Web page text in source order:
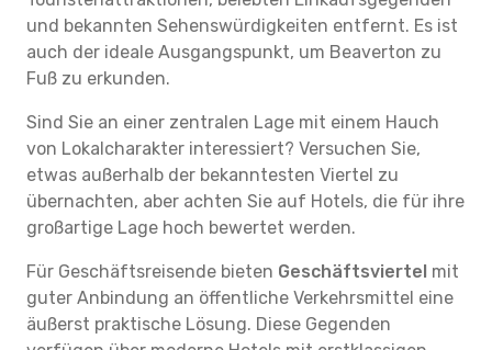
und bekannten Sehenswürdigkeiten entfernt. Es ist
auch der ideale Ausgangspunkt, um Beaverton zu
Fuß zu erkunden.
Sind Sie an einer zentralen Lage mit einem Hauch
von Lokalcharakter interessiert? Versuchen Sie,
etwas außerhalb der bekanntesten Viertel zu
übernachten, aber achten Sie auf Hotels, die für ihre
großartige Lage hoch bewertet werden.
Für Geschäftsreisende bieten Geschäftsviertel mit
guter Anbindung an öffentliche Verkehrsmittel eine
äußerst praktische Lösung. Diese Gegenden